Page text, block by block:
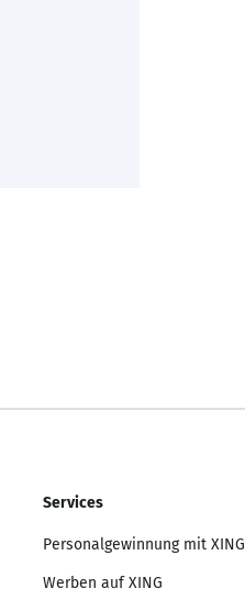
Services
Personalgewinnung mit XING
Werben auf XING